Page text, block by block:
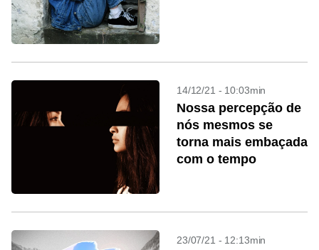
14/12/21 - 10:03min
Nossa percepção de
nós mesmos se
torna mais embaçada
com o tempo
23/07/21 - 12:13min